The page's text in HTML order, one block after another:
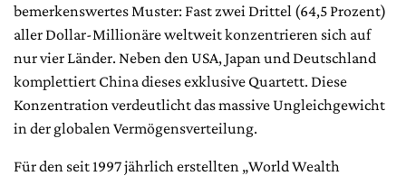
bemerkenswertes Muster: Fast zwei Drittel (64,5 Prozent)
aller Dollar-Millionäre weltweit konzentrieren sich auf
nur vier Länder. Neben den USA, Japan und Deutschland
komplettiert China dieses exklusive Quartett. Diese
Konzentration verdeutlicht das massive Ungleichgewicht
in der globalen Vermögensverteilung.
Für den seit 1997 jährlich erstellten „World Wealth